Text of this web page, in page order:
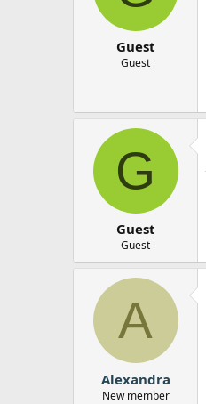
Guest
Guest
G
Guest
Guest
A
Alexandra
New member